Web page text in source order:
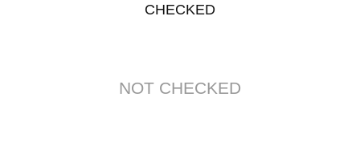
CHECKED
NOT CHECKED